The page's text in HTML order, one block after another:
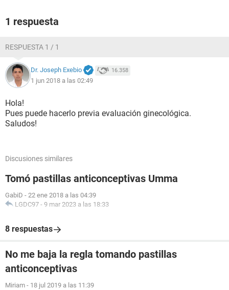
1 respuesta
RESPUESTA 1 / 1
Dr. Joseph Exebio 16.358
1 jun 2018 a las 02:49
Hola!
Pues puede hacerlo previa evaluación ginecológica.
Saludos!
Discusiones similares
Tomó pastillas anticonceptivas Umma
GabiD - 22 ene 2018 a las 04:39
LGDC97 - 9 mar 2023 a las 18:33
8 respuestas
No me baja la regla tomando pastillas
anticonceptivas
Miriam - 18 jul 2019 a las 11:39